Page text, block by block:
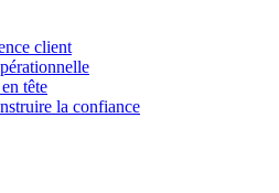
client
tête
la confiance